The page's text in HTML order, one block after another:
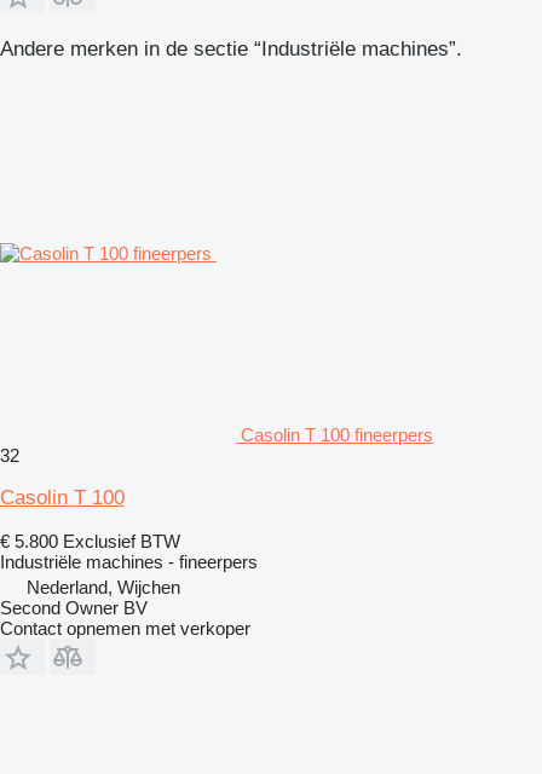
Andere merken in de sectie “Industriële machines”.
Casolin T 100 fineerpers
32
Casolin T 100
€ 5.800 Exclusief BTW
Industriële machines - fineerpers
Nederland, Wijchen
Second Owner BV
Contact opnemen met verkoper